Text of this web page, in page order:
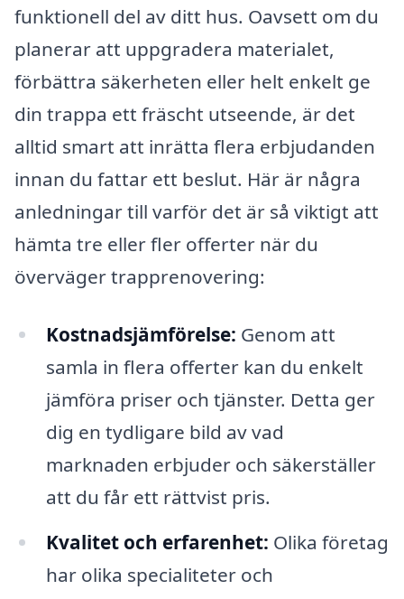
funktionell del av ditt hus. Oavsett om du
planerar att uppgradera materialet,
förbättra säkerheten eller helt enkelt ge
din trappa ett fräscht utseende, är det
alltid smart att inrätta flera erbjudanden
innan du fattar ett beslut. Här är några
anledningar till varför det är så viktigt att
hämta tre eller fler offerter när du
överväger trapprenovering:
Kostnadsjämförelse: Genom att
samla in flera offerter kan du enkelt
jämföra priser och tjänster. Detta ger
dig en tydligare bild av vad
marknaden erbjuder och säkerställer
att du får ett rättvist pris.
Kvalitet och erfarenhet: Olika företag
har olika specialiteter och